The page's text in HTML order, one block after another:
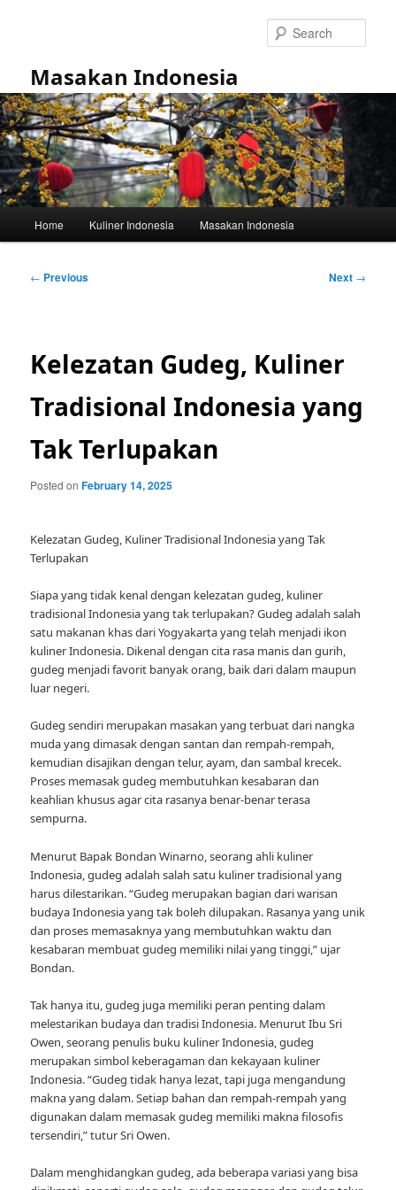
Masakan Indonesia
Home Kuliner Indonesia Masakan Indonesia
Post
← Previous Next →
Kelezatan Gudeg, Kuliner
Tradisional Indonesia yang
Tak Terlupakan
Posted onFebruary 14, 2025
Kelezatan Gudeg, Kuliner Tradisional Indonesia yang Tak
Terlupakan
Siapa yang tidak kenal dengan kelezatan gudeg, kuliner
tradisional Indonesia yang tak terlupakan? Gudeg adalah salah
satu makanan khas dari Yogyakarta yang telah menjadi ikon
kuliner Indonesia. Dikenal dengan cita rasa manis dan gurih,
gudeg menjadi favorit banyak orang, baik dari dalam maupun
luar negeri.
Gudeg sendiri merupakan masakan yang terbuat dari nangka
muda yang dimasak dengan santan dan rempah-rempah,
kemudian disajikan dengan telur, ayam, dan sambal krecek.
Proses memasak gudeg membutuhkan kesabaran dan
keahlian khusus agar cita rasanya benar-benar terasa
sempurna.
Menurut Bapak Bondan Winarno, seorang ahli kuliner
Indonesia, gudeg adalah salah satu kuliner tradisional yang
harus dilestarikan. “Gudeg merupakan bagian dari warisan
budaya Indonesia yang tak boleh dilupakan. Rasanya yang unik
dan proses memasaknya yang membutuhkan waktu dan
kesabaran membuat gudeg memiliki nilai yang tinggi,” ujar
Bondan.
Tak hanya itu, gudeg juga memiliki peran penting dalam
melestarikan budaya dan tradisi Indonesia. Menurut Ibu Sri
Owen, seorang penulis buku kuliner Indonesia, gudeg
merupakan simbol keberagaman dan kekayaan kuliner
Indonesia. “Gudeg tidak hanya lezat, tapi juga mengandung
makna yang dalam. Setiap bahan dan rempah-rempah yang
digunakan dalam memasak gudeg memiliki makna filosofis
tersendiri,” tutur Sri Owen.
Dalam menghidangkan gudeg, ada beberapa variasi yang bisa